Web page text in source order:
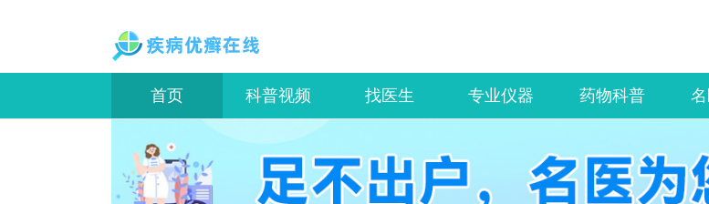
首页 科普视频 找医生 专业仪器 药物科普